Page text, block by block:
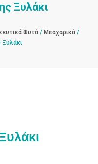
Ξυλάκι
Φυτά/ Μπαχαρικά/
Ξυλάκι